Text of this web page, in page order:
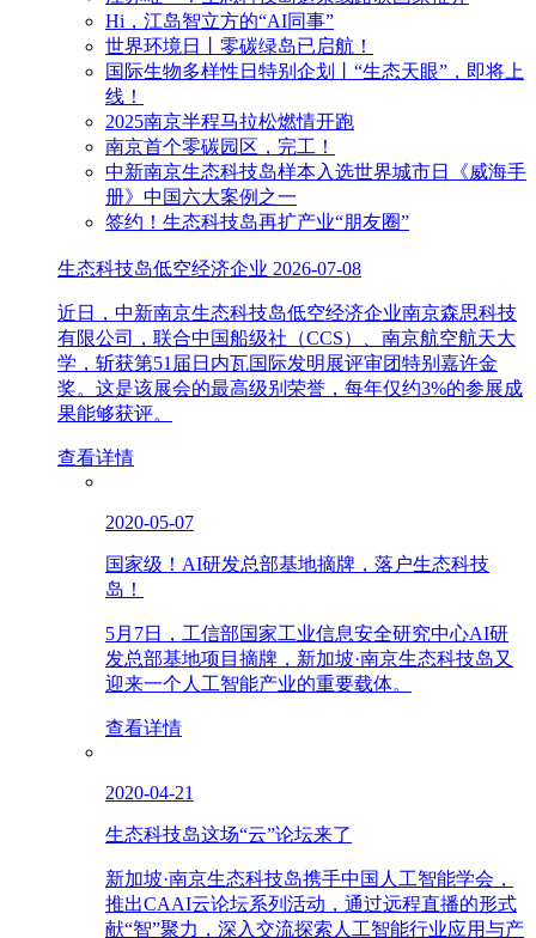
Hi，江岛智立方的“AI同事”
世界环境日丨零碳绿岛已启航！
国际生物多样性日特别企划丨“生态天眼”，即将上
线！
2025南京半程马拉松燃情开跑
南京首个零碳园区，完工！
中新南京生态科技岛样本入选世界城市日《威海手
册》中国六大案例之一
签约！生态科技岛再扩产业“朋友圈”
生态科技岛低空经济企业 2026-07-08
近日，中新南京生态科技岛低空经济企业南京森思科技
有限公司，联合中国船级社（CCS）、南京航空航天大
学，斩获第51届日内瓦国际发明展评审团特别嘉许金
奖。这是该展会的最高级别荣誉，每年仅约3%的参展成
果能够获评。
查看详情
2020-05-07
国家级！AI研发总部基地摘牌，落户生态科技
岛！
5月7日，工信部国家工业信息安全研究中心AI研
发总部基地项目摘牌，新加坡·南京生态科技岛又
迎来一个人工智能产业的重要载体。
查看详情
2020-04-21
生态科技岛这场“云”论坛来了
新加坡·南京生态科技岛携手中国人工智能学会，
推出CAAI云论坛系列活动，通过远程直播的形式
献“智”聚力，深入交流探索人工智能行业应用与产